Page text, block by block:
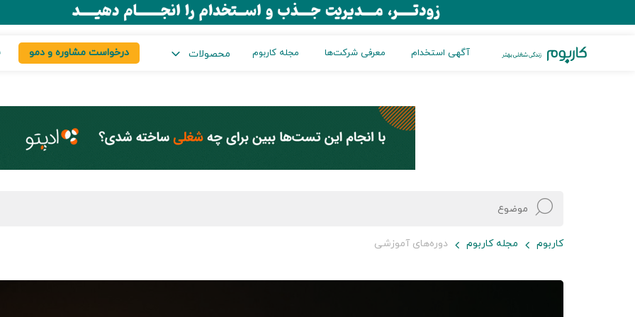
آگهی استخدام معرفی شرکت‌ها مجله کاربوم محصولات درخواست مشاوره و دمو
کاربوم مجله کاربوم دوره‌های آموزشی